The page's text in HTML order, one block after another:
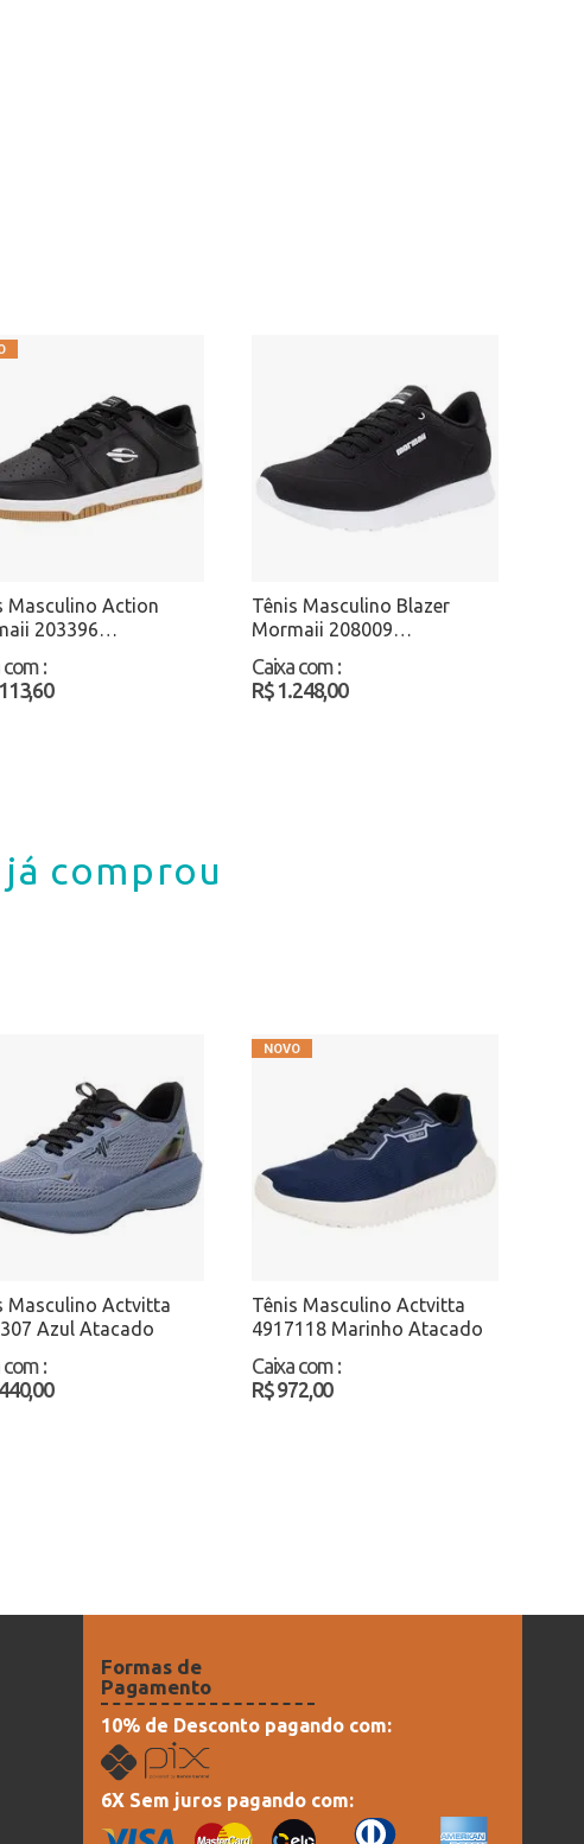
Masculino Action
203396
Branco Atacado
com:
Tênis Masculino Blazer
Mormaii 208009
Preto/Branco Atacado
Caixa com :
R$ 1.248,00
comprou
Masculino Actvitta
Azul Atacado
com:
Tênis Masculino Actvitta
4917118 Marinho Atacado
Caixa com :
R$ 972,00
Formas de
Pagamento
10% de Desconto pagando com:
6X Sem juros pagando com: